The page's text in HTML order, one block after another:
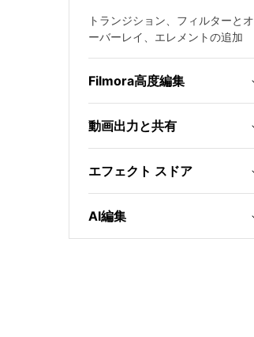
トランジション、フィルターとオ
ーバーレイ、エレメントの追加
Filmora高度編集
動画出力と共有
エフェクト スドア
AI編集